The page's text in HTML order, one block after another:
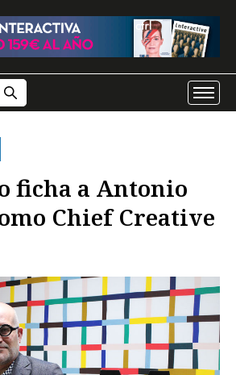
ficha a Antonio
Chief Creative